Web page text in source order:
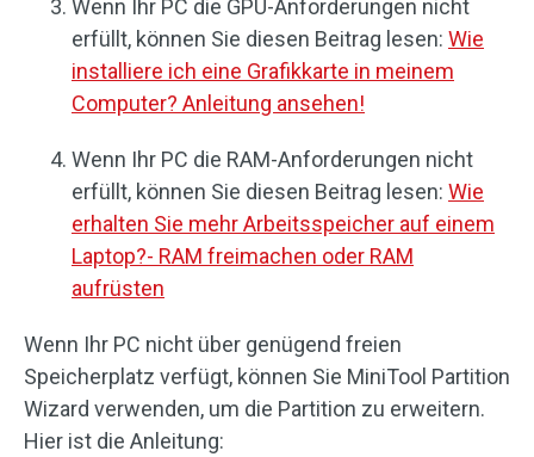
Wenn Ihr PC die GPU-Anforderungen nicht
erfüllt, können Sie diesen Beitrag lesen: Wie
installiere ich eine Grafikkarte in meinem
Computer? Anleitung ansehen!
Wenn Ihr PC die RAM-Anforderungen nicht
erfüllt, können Sie diesen Beitrag lesen: Wie
erhalten Sie mehr Arbeitsspeicher auf einem
Laptop?- RAM freimachen oder RAM
aufrüsten
Wenn Ihr PC nicht über genügend freien
Speicherplatz verfügt, können Sie MiniTool Partition
Wizard verwenden, um die Partition zu erweitern.
Hier ist die Anleitung: